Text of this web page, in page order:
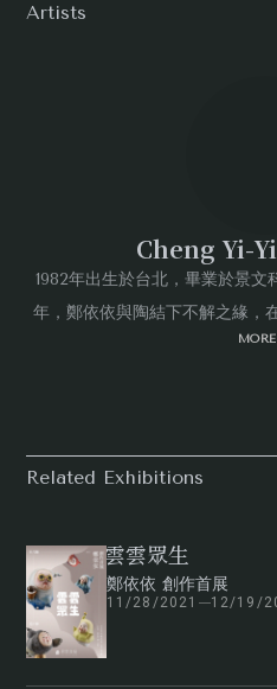
Artists
Cheng Yi-Yi
1982年出生於台北，畢業於景文
年，鄭依依與陶結下不解之緣，
的滋養與智慧。歷經十年淬煉，
MORE
Related Exhibitions
雲雲眾生
鄭依依 創作首展
11/28/2021 12/19/